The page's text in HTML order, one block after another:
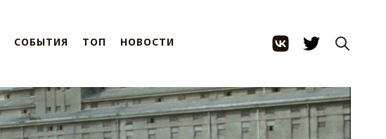
СОБЫТИЯ ТОП НОВОСТИ